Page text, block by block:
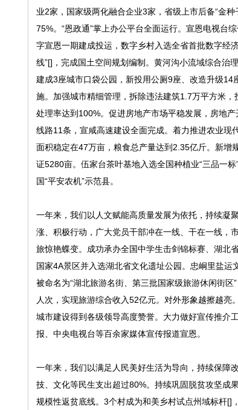
业2家，国家级两化融合企业3家，省级上市后备“金
75%。“恩政通”掌上办公平台全面运行。宣恩电视台
字宣恩一期建成投运，数字乡村入选全省首批数字经
线”[]，完成国土空间规划编制。黄河沟小流域综合治
建成3座城市口袋公园，新投用公厕9座、改造升级
施。加强城市精细管理，拆除违法建筑1.7万平方米
处理率达到100%。促进房地产市场平稳发展，房地
线路11条，宣咸高速建设全面完成。着力推进农业现
面积稳定在47万亩，粮食总产量达到2.35亿斤。新增
证5280亩。伍家台茶叶基地入选全国种植业“三品一
国“平安农机”示范县。
一年来，我们以人文赋能高质量发展为依托，持续凝
涨、积极行动，广大党员干部冲在一线、干在一线，
旅惊艳蝶变。成功承办全国中学生击剑锦标赛、湖北
国家4A景区并入选湖北省文化遗址公园。忠峒里盐运
被命名为“湖北旅游名街、第三批国家级旅游休闲街
人次，实现旅游综合收入52亿元。对外形象越擦越亮
城市建设得到各级领导高度赞誉。大力做好宣传推介
报、中央电视台等百余家媒体宣传报道宣恩。
一年来，我们以满足人民美好生活为导向，持续保障
技、文化等民生支出超过80%。持续巩固脱贫攻坚成
规模性返贫底线。3个村成为和美乡村试点州域标杆[]